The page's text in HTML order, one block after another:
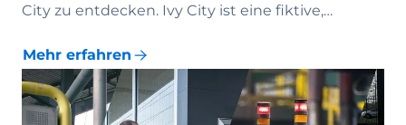
City zu entdecken. Ivy City ist eine fiktive,…
Mehr erfahren